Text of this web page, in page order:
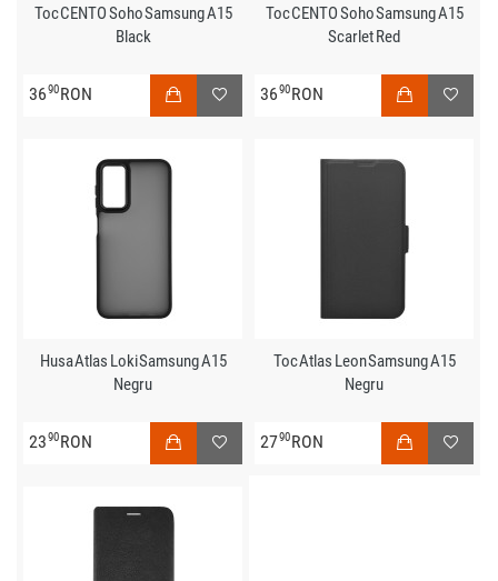
Toc CENTO Soho Samsung A15
Black
3690RON
Toc CENTO Soho Samsung A15
Scarlet Red
3690RON
Husa Atlas Loki Samsung A15
Negru
2390RON
Toc Atlas Leon Samsung A15
Negru
2790RON